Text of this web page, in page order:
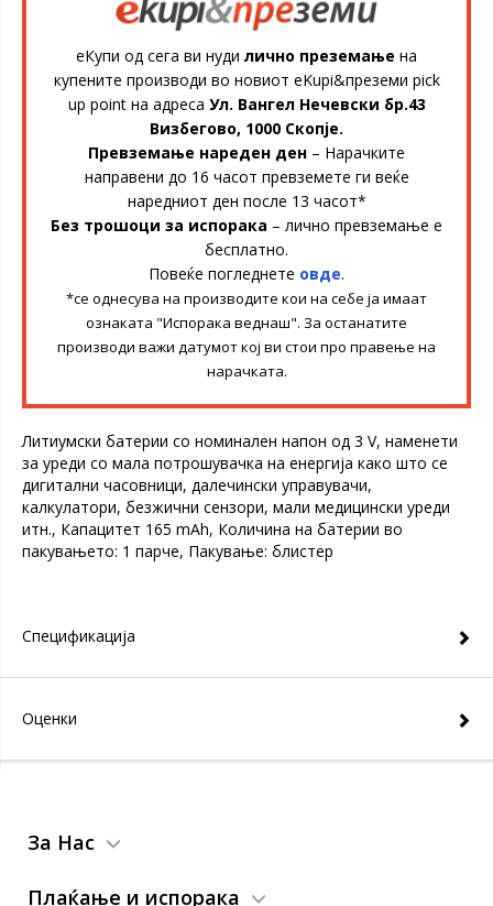
еКупи од сега ви нуди лично преземање на
купените производи во новиот eKupi&преземи pick
up point на адреса Ул. Вангел Нечевски бр.43
Визбегово, 1000 Скопје.
Превземање нареден ден – Нарачките
направени до 16 часот превземете ги веќе
наредниот ден после 13 часот*
Без трошоци за испорака – лично превземање е
бесплатно.
Повеќе погледнете овде.
*се однесува на производите кои на себе ја имаат
ознаката "Испорака веднаш". За останатите
производи важи датумот кој ви стои про правење на
нарачката.
Литиумски батерии со номинален напон од 3 V, наменети
за уреди со мала потрошувачка на енергија како што се
дигитални часовници, далечински управувачи,
калкулатори, безжични сензори, мали медицински уреди
итн., Капацитет 165 mAh, Количина на батерии во
пакувањето: 1 парче, Пакување: блистер
Спецификација
Оценки
За Нас
Плаќање и испорака